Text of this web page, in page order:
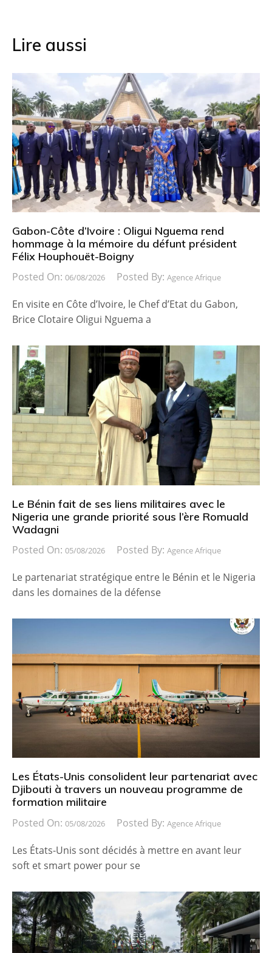
Lire aussi
Gabon-Côte d’Ivoire : Oligui Nguema rend
hommage à la mémoire du défunt président
Félix Houphouët-Boigny
Posted On: 06/08/2026 Posted By: Agence Afrique
En visite en Côte d’Ivoire, le Chef d’Etat du Gabon,
Brice Clotaire Oligui Nguema a
Le Bénin fait de ses liens militaires avec le
Nigeria une grande priorité sous l’ère Romuald
Wadagni
Posted On: 05/08/2026 Posted By: Agence Afrique
Le partenariat stratégique entre le Bénin et le Nigeria
dans les domaines de la défense
Les États-Unis consolident leur partenariat avec
Djibouti à travers un nouveau programme de
formation militaire
Posted On: 05/08/2026 Posted By: Agence Afrique
Les États-Unis sont décidés à mettre en avant leur
soft et smart power pour se